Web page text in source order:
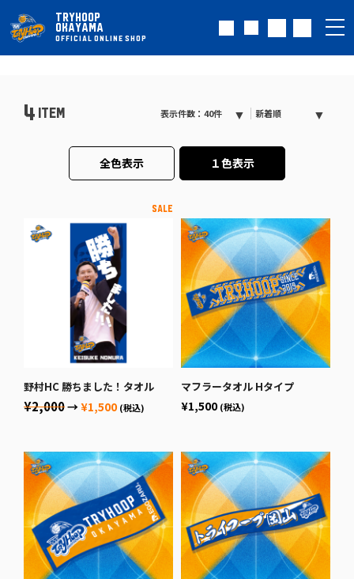
TRYHOOP
OKAYAMA
OFFICIAL ONLINE SHOP
4 ITEM 表示件数：40件 新着順
全色表示 １色表示
野村HC 勝ちました！タオル
¥2,000→¥1,500 (税込)
マフラータオル Hタイプ
¥1,500 (税込)